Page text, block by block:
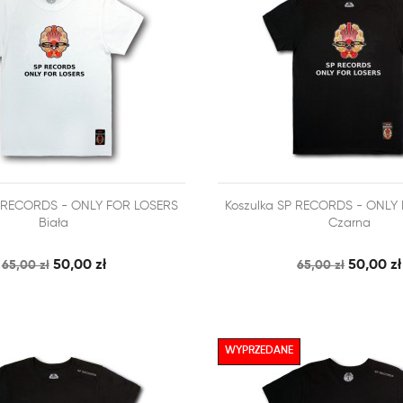
KOSZYKA SZYBKI PODGLĄD
- ONLY FOR LOSERS
Biała
65,00 zł 50,00 zł
DODAJ DO KOSZYKA 
Koszulka SP RECORDS - ONLY
Czarna
65,00 zł 50,00 zł
WYPRZEDANE